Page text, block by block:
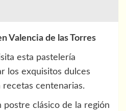
Valencia de las Torres
esta pastelería
los exquisitos dulces
centenarias.
postre clásico de la región